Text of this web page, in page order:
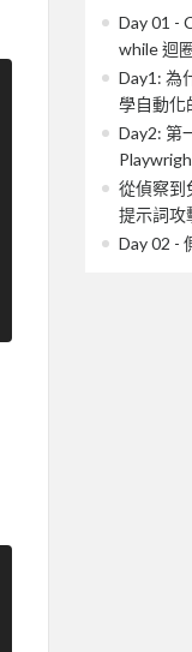
Day 01 -
while 迴
Day1: 為
學自動化
Day2: 第
從偵察到
提示詞攻
Day 02 -